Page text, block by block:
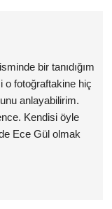
bir tanıdığım
o fotoğraftakine hiç
anlayabilirim.
Kendisi öyle
Ece Gül olmak